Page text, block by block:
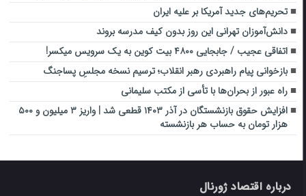
تحریم‌های جدید آمریکا بر علیه ایران
دانش‌آموزان تهرانی این روز بدون کیف مدرسه بروند
اتفاقی عجیب / جابجایی ۴۸۰۰ بیت کوین به یک سرویس میکسر!
بازخوانی پیام راهبردی رهبر انقلاب؛ ترسیم نسخه مجلسِ پساجنگ
راه عبور از بحران‌ها با تأسی از مکتب سلیمانی
افزایش حقوق بازنشستگان در آذر ۱۴۰۳ قطعی شد | واریز ۳ میلیون و ۵۰۰
هزار تومان به حساب هر بازنشسته
درباره اقتصاد ژورنال